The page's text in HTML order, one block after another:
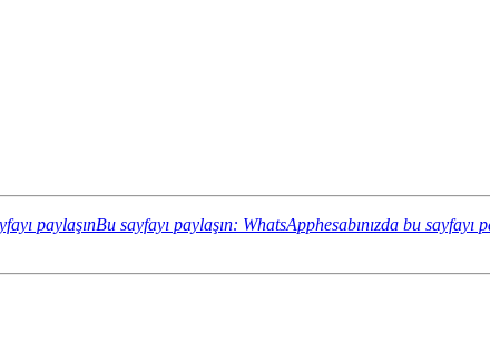
paylaşınBu sayfayı paylaşın: WhatsApphesabınızda bu sayfayı